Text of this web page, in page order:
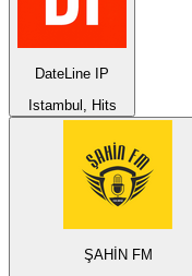
DateLine IP
Istambul, Hits
ŞAHİN FM